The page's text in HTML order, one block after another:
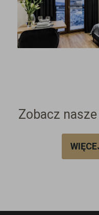
Zobacz